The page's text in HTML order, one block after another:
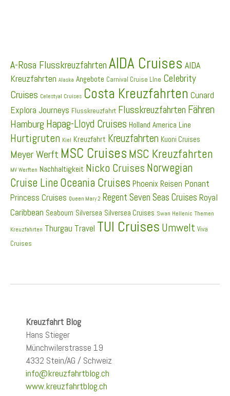
A-Rosa Flusskreuzfahrten AIDA Cruises AIDA
Kreuzfahrten Alaska Angebote Carnival Cruise LIne Celebrity
Cruises Celestyal Cruises Costa Kreuzfahrten Cunard
Explora Journeys Flusskreuzfahrt Flusskreuzfahrten Fähren
Hamburg Hapag-Lloyd Cruises Holland America Line
Hurtigruten Kiel Kreuzfahrt Kreuzfahrten Kuoni Cruises
Meyer Werft MSC Cruises MSC Kreuzfahrten
MV Werften Nachhaltigkeit Nicko Cruises Norwegian
Cruise Line Oceania Cruises Phoenix Reisen Ponant
Princess Cruises Queen Mary 2 Regent Seven Seas Cruises Royal
Caribbean Seabourn Silversea Silversea Cruises Swan Hellenic Themen
Kreuzfahrten Thurgau Travel TUI Cruises Umwelt Viva
Cruises
Kreuzfahrt Blog
Hans Stieger
Münchwilerstrasse 19
4332 Stein/AG / Schweiz
info@kreuzfahrtblog.ch
www.kreuzfahrtblog.ch